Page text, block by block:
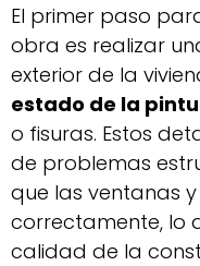
El primer paso
obra es realizar
exterior de la
estado de la
o fisuras. Estos
de problemas
que las ventanas
correctamente, lo
calidad de la